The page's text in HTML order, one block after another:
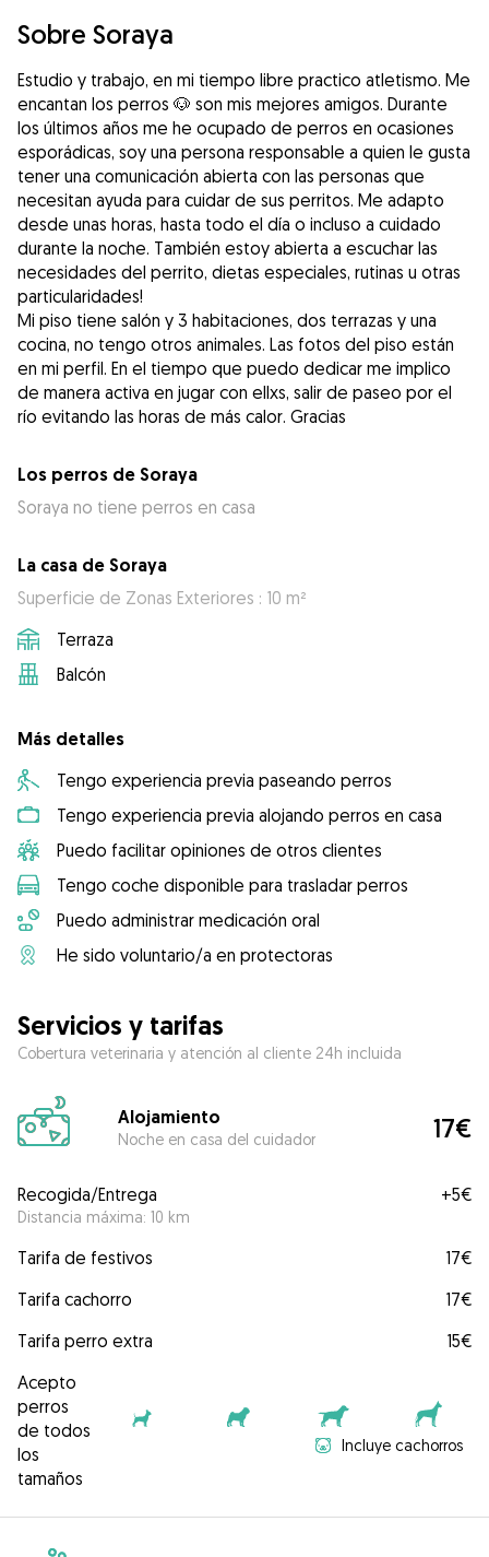
Sobre Soraya
Estudio y trabajo, en mi tiempo libre practico atletismo. Me
encantan los perros 🐶 son mis mejores amigos. Durante
los últimos años me he ocupado de perros en ocasiones
esporádicas, soy una persona responsable a quien le gusta
tener una comunicación abierta con las personas que
necesitan ayuda para cuidar de sus perritos. Me adapto
desde unas horas, hasta todo el día o incluso a cuidado
durante la noche. También estoy abierta a escuchar las
necesidades del perrito, dietas especiales, rutinas u otras
particularidades!
Mi piso tiene salón y 3 habitaciones, dos terrazas y una
cocina, no tengo otros animales. Las fotos del piso están
en mi perfil. En el tiempo que puedo dedicar me implico
de manera activa en jugar con ellxs, salir de paseo por el
río evitando las horas de más calor. Gracias
Los perros de Soraya
Soraya no tiene perros en casa
La casa de Soraya
Superficie de Zonas Exteriores : 10 m²
Terraza
Balcón
Más detalles
Tengo experiencia previa paseando perros
Tengo experiencia previa alojando perros en casa
Puedo facilitar opiniones de otros clientes
Tengo coche disponible para trasladar perros
Puedo administrar medicación oral
He sido voluntario/a en protectoras
Servicios y tarifas
Cobertura veterinaria y atención al cliente 24h incluida
Alojamiento
Noche en casa del cuidador 17€
Recogida/Entrega
Distancia máxima: 10 km
+5€
Tarifa de festivos
17€
Tarifa cachorro
17€
Tarifa perro extra
15€
Acepto
perros
de todos
los
tamaños
Incluye cachorros